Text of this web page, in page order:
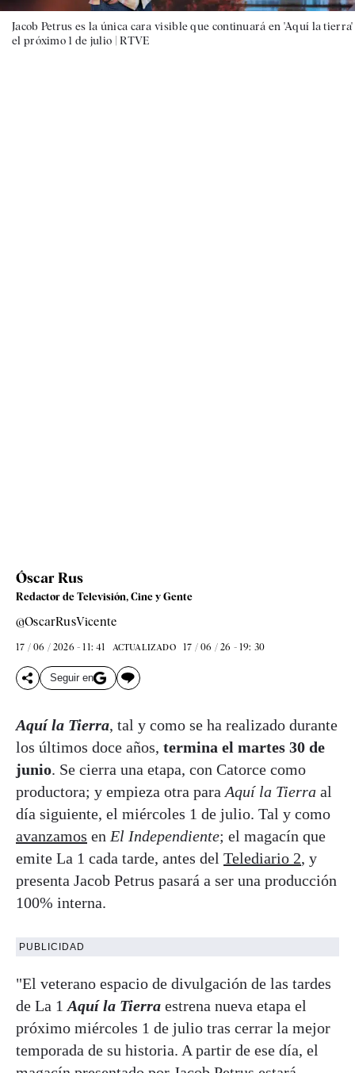
Jacob Petrus es la única cara visible que continuará en 'Aquí la tierra'
el próximo 1 de julio |RTVE
Óscar Rus
Redactor de Televisión, Cine y Gente
@OscarRusVicente
17 / 06 / 2026 - 11: 41 ACTUALIZADO 17 / 06 / 26 - 19: 30
Seguir en
Aquí la Tierra, tal y como se ha realizado durante
los últimos doce años, termina el martes 30 de
junio. Se cierra una etapa, con Catorce como
productora; y empieza otra para Aquí la Tierra al
día siguiente, el miércoles 1 de julio. Tal y como
avanzamos en El Independiente; el magacín que
emite La 1 cada tarde, antes del Telediario 2, y
presenta Jacob Petrus pasará a ser una producción
100% interna.
PUBLICIDAD
"El veterano espacio de divulgación de las tardes
de La 1 Aquí la Tierra estrena nueva etapa el
próximo miércoles 1 de julio tras cerrar la mejor
temporada de su historia. A partir de ese día, el